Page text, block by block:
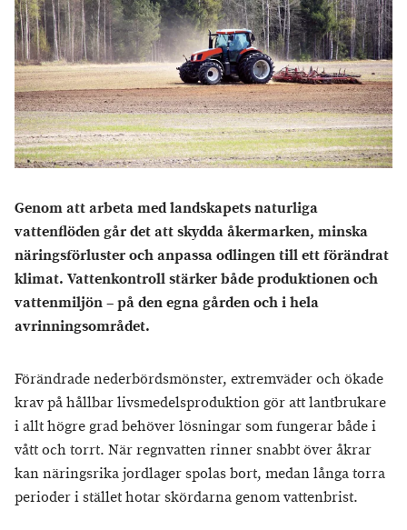
Genom att arbeta med landskapets naturliga
vattenflöden går det att skydda åkermarken, minska
näringsförluster och anpassa odlingen till ett förändrat
klimat. Vattenkontroll stärker både produktionen och
vattenmiljön – på den egna gården och i hela
avrinningsområdet.
Förändrade nederbördsmönster, extremväder och ökade
krav på hållbar livsmedelsproduktion gör att lantbrukare
i allt högre grad behöver lösningar som fungerar både i
vått och torrt. När regnvatten rinner snabbt över åkrar
kan näringsrika jordlager spolas bort, medan långa torra
perioder i stället hotar skördarna genom vattenbrist.